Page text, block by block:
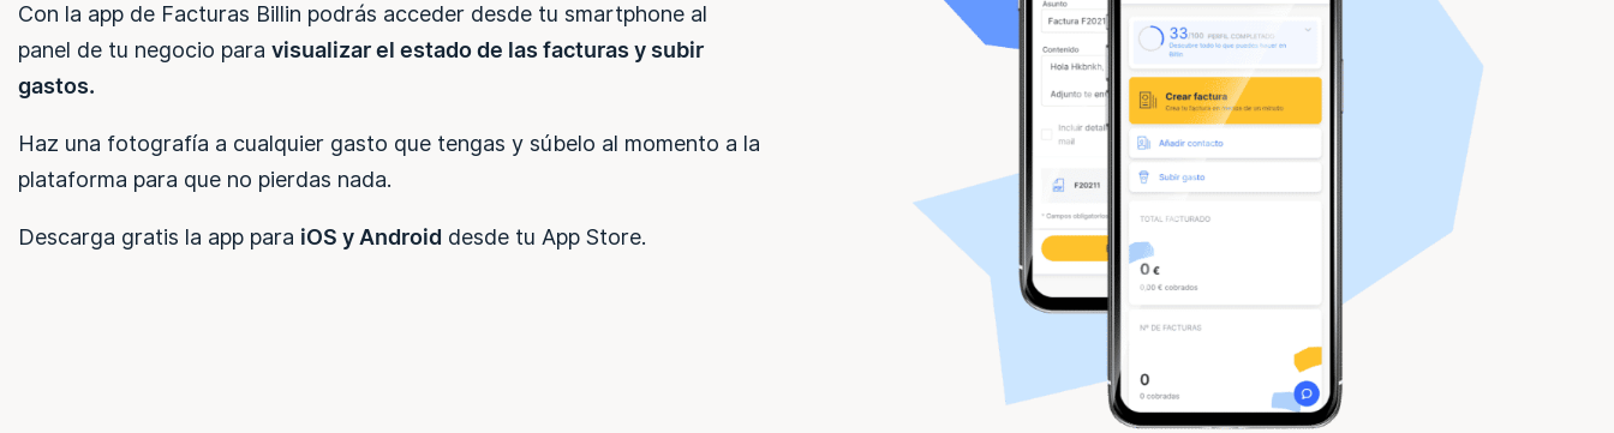
Con la app de Facturas Billin podrás acceder desde tu smartphone al
panel de tu negocio para visualizar el estado de las facturas y subir
gastos.
Haz una fotografía a cualquier gasto que tengas y súbelo al momento a la
plataforma para que no pierdas nada.
Descarga gratis la app para iOS y Android desde tu App Store.